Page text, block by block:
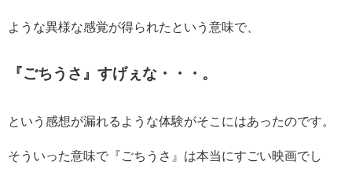
ような異様な感覚が得られたという意味で、
『ごちうさ』すげぇな・・・。
という感想が漏れるような体験がそこにはあったのです。
そういった意味で『ごちうさ』は本当にすごい映画でし